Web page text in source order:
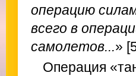
операцию
всего в
самолетов...»
Операция